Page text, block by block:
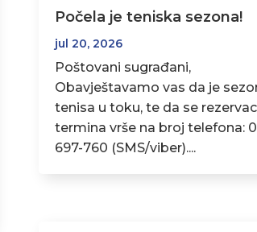
Počela je teniska sezona!
jul 20, 2026
Poštovani sugrađani,
Obavještavamo vas da je
tenisa u toku, te da se
termina vrše na broj telefona:
697-760 (SMS/viber)....